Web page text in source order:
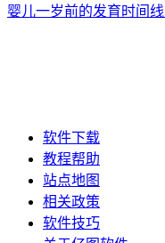
婴儿一岁前的发育时间
软件下载
教程帮助
站点地图
相关政策
软件技巧